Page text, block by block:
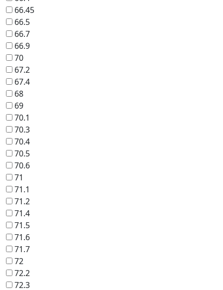
66.45
66.5
66.7
66.9
70
67.2
67.4
68
69
70.1
70.3
70.4
70.5
70.6
71
71.1
71.2
71.4
71.5
71.6
71.7
72
72.2
72.3